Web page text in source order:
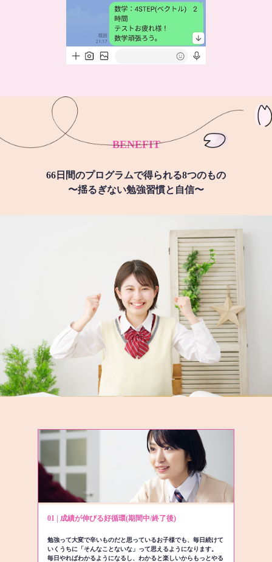
BENEFIT
66日間のプログラムで得られる8つのもの
〜揺るぎない勉強習慣と自信〜
01 | 成績が伸びる好循環(期間中/終了後)
勉強って大変で辛いものだと思っているお子様でも、毎日続けて
いくうちに「そんなことないな」って思えるようになります。
毎日やればわかるようになるし、わかると楽しいからもっとやる